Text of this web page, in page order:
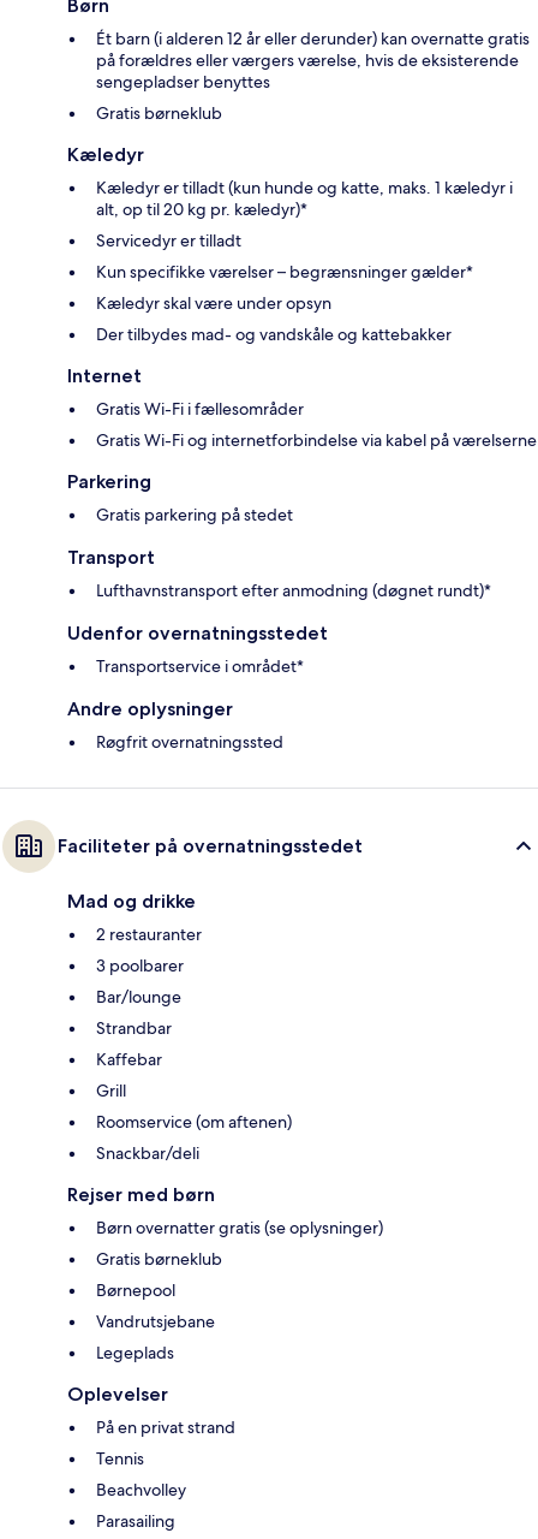
Børn
Ét barn (i alderen 12 år eller derunder) kan overnatte gratis
på forældres eller værgers værelse, hvis de eksisterende
sengepladser benyttes
Gratis børneklub
Kæledyr
Kæledyr er tilladt (kun hunde og katte, maks. 1 kæledyr i
alt, op til 20 kg pr. kæledyr)*
Servicedyr er tilladt
Kun specifikke værelser – begrænsninger gælder*
Kæledyr skal være under opsyn
Der tilbydes mad- og vandskåle og kattebakker
Internet
Gratis Wi-Fi i fællesområder
Gratis Wi-Fi og internetforbindelse via kabel på værelserne
Parkering
Gratis parkering på stedet
Transport
Lufthavnstransport efter anmodning (døgnet rundt)*
Udenfor overnatningsstedet
Transportservice i området*
Andre oplysninger
Røgfrit overnatningssted
Faciliteter på overnatningsstedet
Mad og drikke
2 restauranter
3 poolbarer
Bar/lounge
Strandbar
Kaffebar
Grill
Roomservice (om aftenen)
Snackbar/deli
Rejser med børn
Børn overnatter gratis (se oplysninger)
Gratis børneklub
Børnepool
Vandrutsjebane
Legeplads
Oplevelser
På en privat strand
Tennis
Beachvolley
Parasailing